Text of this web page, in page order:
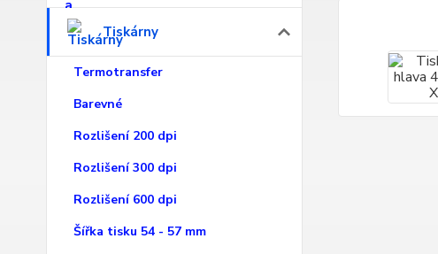
Tiskárny
Termotransfer
Barevné
Rozlišení 200 dpi
Rozlišení 300 dpi
Rozlišení 600 dpi
Šířka tisku 54 - 57 mm